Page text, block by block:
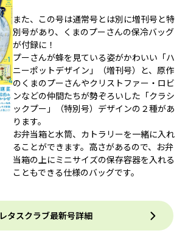
また、この号は通常号とは別に増刊号と特
別号があり、くまのプーさんの保冷バッグ
が付録に！
プーさんが蜂を見ている姿がかわいい「ハ
ニーポットデザイン」（増刊号）と、原作
のくまのプーさんやクリストファー・ロビ
ンなどの仲間たちが勢ぞろいした「クラシ
ックプー」（特別号）デザインの２種があ
ります。
お弁当箱と水筒、カトラリーを一緒に入れ
ることができます。高さがあるので、お弁
当箱の上にミニサイズの保存容器を入れる
こともできる仕様のバッグです。
レタスクラブ最新号詳細